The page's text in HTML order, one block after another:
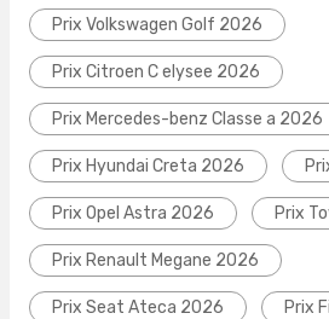
Prix Volkswagen Golf 2026
Prix Citroen C elysee 2026
Prix Mercedes-benz Classe a 2026
Prix Hyundai Creta 2026
Prix Opel Astra 2026 Prix
Prix Renault Megane 2026
Prix Seat Ateca 2026 Prix